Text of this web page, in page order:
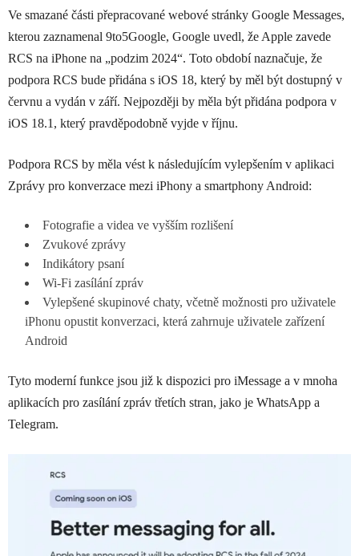
Ve smazané části přepracované webové stránky Google Messages,
kterou zaznamenal 9to5Google, Google uvedl, že Apple zavede
RCS na iPhone na „podzim 2024“. Toto období naznačuje, že
podpora RCS bude přidána s iOS 18, který by měl být dostupný v
červnu a vydán v září. Nejpozději by měla být přidána podpora v
iOS 18.1, který pravděpodobně vyjde v říjnu.
Podpora RCS by měla vést k následujícím vylepšením v aplikaci
Zprávy pro konverzace mezi iPhony a smartphony Android:
Fotografie a videa ve vyšším rozlišení
Zvukové zprávy
Indikátory psaní
Wi-Fi zasílání zpráv
Vylepšené skupinové chaty, včetně možnosti pro uživatele
iPhonu opustit konverzaci, která zahrnuje uživatele zařízení
Android
Tyto moderní funkce jsou již k dispozici pro iMessage a v mnoha
aplikacích pro zasílání zpráv třetích stran, jako je WhatsApp a
Telegram.